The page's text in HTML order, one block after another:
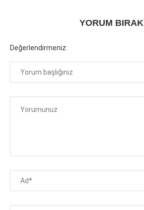
YORUM BIRAK
Değerlendirmeniz: